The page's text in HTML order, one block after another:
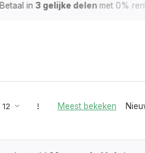
in 3 gelijke delen met 0% rente
Meest bekeken